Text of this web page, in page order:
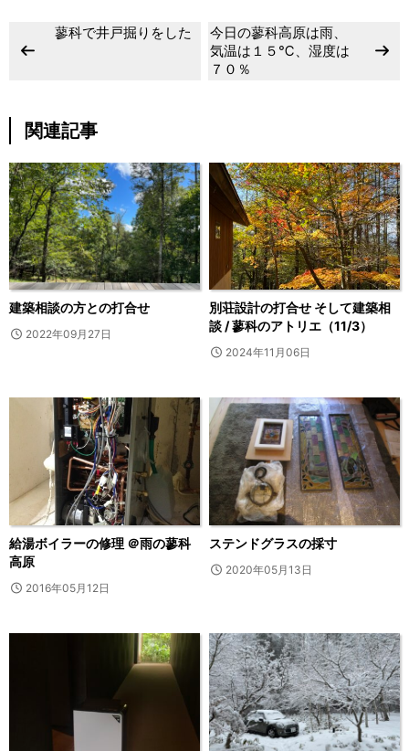
蓼科で井戸掘りをした
今日の蓼科高原は雨、
気温は１５℃、湿度は
７０％
関連記事
建築相談の方との打合せ
2022年09月27日
別荘設計の打合せ そして建築相
談 / 蓼科のアトリエ（11/3）
2024年11月06日
給湯ボイラーの修理 ＠雨の蓼科
高原
2016年05月12日
ステンドグラスの採寸
2020年05月13日